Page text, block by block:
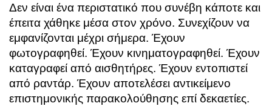
Δεν είναι ένα περιστατικό που συνέβη κάποτε και
έπειτα χάθηκε μέσα στον χρόνο. Συνεχίζουν να
εμφανίζονται μέχρι σήμερα. Έχουν
φωτογραφηθεί. Έχουν κινηματογραφηθεί. Έχουν
καταγραφεί από αισθητήρες. Έχουν εντοπιστεί
από ραντάρ. Έχουν αποτελέσει αντικείμενο
επιστημονικής παρακολούθησης επί δεκαετίες.